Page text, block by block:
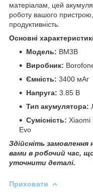
матеріалам, цей
роботу вашого
продуктивність.
Основні
Модель: BM3B
Виробник:
Ємність: 3400 мАг
Напруга: 3.85 В
Тип акумулятора:
Сумісність: Xiaomi
Evo
Здійсніть
вами в робочий час,
уточнити деталі.
Приховати